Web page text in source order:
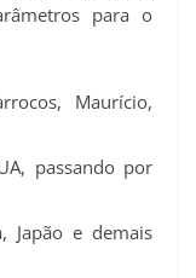
para o
Maurício,
passando por
Japão e demais